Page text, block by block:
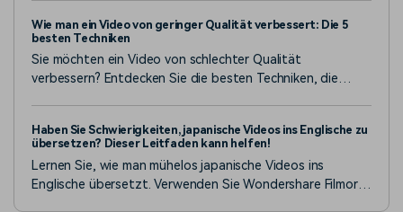
Unscharfmachen von Gesichtern - in dieser Liste finden
nutzen können.
Wie man ein Video von geringer Qualität verbessert: Die 5
besten Techniken
Sie möchten ein Video von schlechter Qualität
verbessern? Entdecken Sie die besten Techniken, die
Haben Sie Schwierigkeiten, japanische Videos ins Englische zu
übersetzen? Dieser Leitfaden kann helfen!
Lernen Sie, wie man mühelos japanische Videos ins
Englische übersetzt. Verwenden Sie Wondershare Filmora